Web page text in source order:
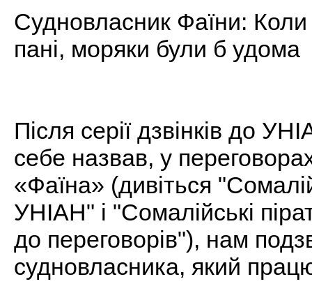
Судновласник Фаїни:
пані, моряки були б удома
Після серії дзвінків до
себе назвав, у
«Фаїна» (дивіться
УНІАН" і "Сомалійські
до переговорів"), нам
судновласника, який